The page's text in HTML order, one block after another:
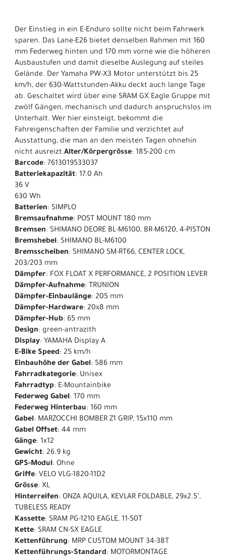
Der Einstieg in ein E-Enduro sollte nicht beim Fahrwerk
sparen. Das Lane-E26 bietet denselben Rahmen mit 160
mm Federweg hinten und 170 mm vorne wie die höheren
Ausbaustufen und damit dieselbe Auslegung auf steiles
Gelände. Der Yamaha PW-X3 Motor unterstützt bis 25
km/h, der 630-Wattstunden-Akku deckt auch lange Tage
ab. Geschaltet wird über eine SRAM GX Eagle Gruppe mit
zwölf Gängen, mechanisch und dadurch anspruchslos im
Unterhalt. Wer hier einsteigt, bekommt die
Fahreigenschaften der Familie und verzichtet auf
Ausstattung, die man an den meisten Tagen ohnehin
nicht ausreizt.Alter/Körpergrösse: 185-200 cm
Barcode: 7613019533037
Batteriekapazität: 17.0 Ah
36 V
630 Wh
Batterien: SIMPLO
Bremsaufnahme: POST MOUNT 180 mm
Bremsen: SHIMANO DEORE BL-M6100, BR-M6120, 4-PISTON
Bremshebel: SHIMANO BL-M6100
Bremsscheiben: SHIMANO SM-RT66, CENTER LOCK,
203/203 mm
Dämpfer: FOX FLOAT X PERFORMANCE, 2 POSITION LEVER
Dämpfer-Aufnahme: TRUNION
Dämpfer-Einbaulänge: 205 mm
Dämpfer-Hardware: 20x8 mm
Dämpfer-Hub: 65 mm
Design: green-antrazith
Display: YAMAHA Display A
E-Bike Speed: 25 km/h
Einbauhöhe der Gabel: 586 mm
Fahrradkategorie: Unisex
Fahrradtyp: E-Mountainbike
Federweg Gabel: 170 mm
Federweg Hinterbau: 160 mm
Gabel: MARZOCCHI BOMBER Z1 GRIP, 15x110 mm
Gabel Offset: 44 mm
Gänge: 1x12
Gewicht: 26.9 kg
GPS-Modul: Ohne
Griffe: VELO VLG-1820-11D2
Grösse: XL
Hinterreifen: ONZA AQUILA, KEVLAR FOLDABLE, 29x2.5",
TUBELESS READY
Kassette: SRAM PG-1210 EAGLE, 11-50T
Kette: SRAM CN-SX EAGLE
Kettenführung: MRP CUSTOM MOUNT 34-38T
Kettenführungs-Standard: MOTORMONTAGE